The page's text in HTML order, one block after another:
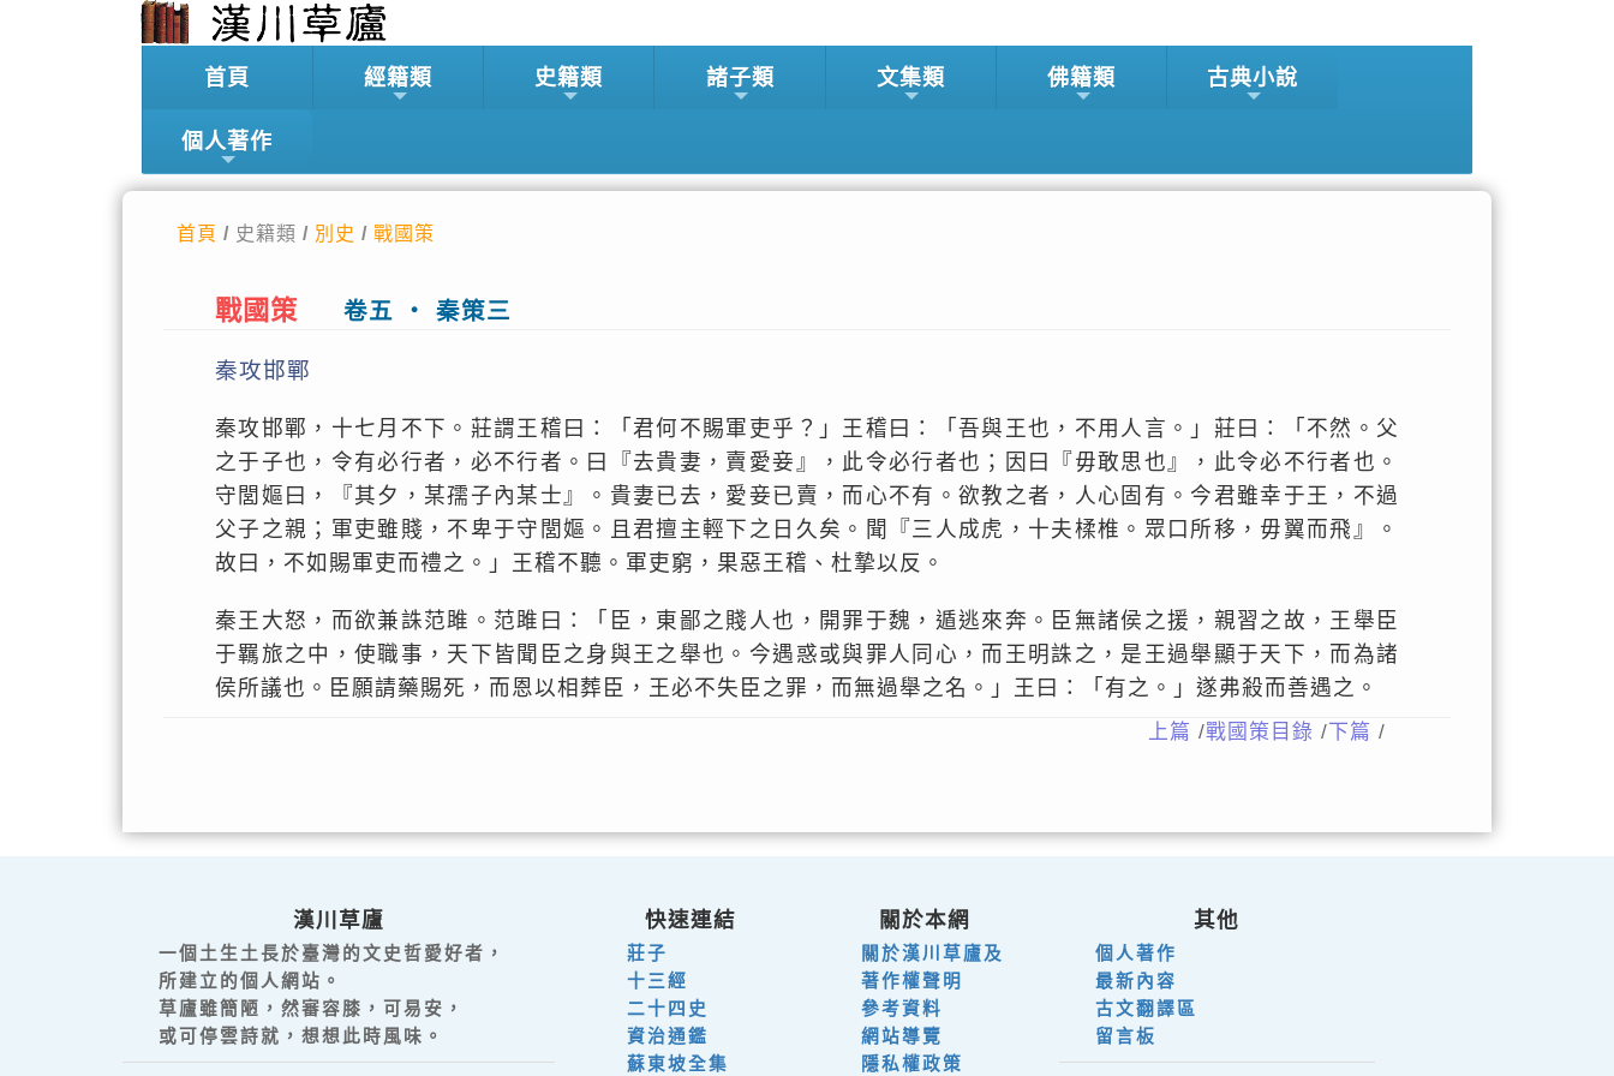
首頁 經籍類 史籍類 諸子類 文集類 佛籍類 古典小說
個人著作
首頁 / 史籍類 / 別史 / 戰國策
戰國策 卷五 ‧ 秦策三
秦攻邯鄲
秦攻邯鄲，十七月不下。莊謂王稽曰：「君何不賜軍吏乎？」王稽曰：「吾與王也，不用人言。」莊曰：「不然。父
之于子也，令有必行者，必不行者。曰『去貴妻，賣愛妾』，此令必行者也；因曰『毋敢思也』，此令必不行者也。
守閭嫗曰，『其夕，某孺子內某士』。貴妻已去，愛妾已賣，而心不有。欲教之者，人心固有。今君雖幸于王，不過
父子之親；軍吏雖賤，不卑于守閭嫗。且君擅主輕下之日久矣。聞『三人成虎，十夫楺椎。眾口所移，毋翼而飛』。
故曰，不如賜軍吏而禮之。」王稽不聽。軍吏窮，果惡王稽、杜摯以反。
秦王大怒，而欲兼誅范雎。范雎曰：「臣，東鄙之賤人也，開罪于魏，遁逃來奔。臣無諸侯之援，親習之故，王舉臣
于羈旅之中，使職事，天下皆聞臣之身與王之舉也。今遇惑或與罪人同心，而王明誅之，是王過舉顯于天下，而為諸
侯所議也。臣願請藥賜死，而恩以相葬臣，王必不失臣之罪，而無過舉之名。」王曰：「有之。」遂弗殺而善遇之。
上篇 /戰國策目錄 / 下篇 /
漢川草廬
一個土生土長於臺灣的文史哲愛好者，
所建立的個人網站。
草廬雖簡陋，然審容膝，可易安，
或可停雲詩就，想想此時風味。
快速連結
莊子
十三經
二十四史
資治通鑑
蘇東坡全集
關於本網
關於漢川草廬及
著作權聲明
參考資料
網站導覽
隱私權政策
其他
個人著作
最新內容
古文翻譯區
留言板